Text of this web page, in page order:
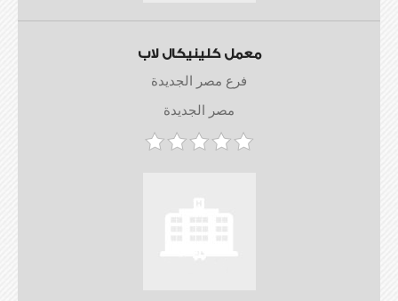
معمل كلينيكال لاب
فرع مصر الجديدة
مصر الجديدة